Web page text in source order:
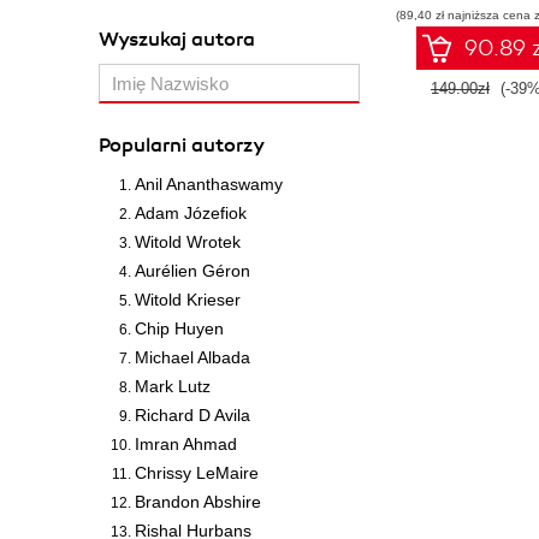
Wyszukaj autora
Popularni autorzy
Anil Ananthaswamy
Adam Józefiok
Witold Wrotek
Aurélien Géron
Witold Krieser
Chip Huyen
Michael Albada
Mark Lutz
Richard D Avila
Imran Ahmad
Chrissy LeMaire
Brandon Abshire
Rishal Hurbans
(89,40 zł najniższa cena
90.89
149.00zł (-